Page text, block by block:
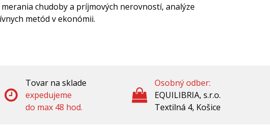
chudoby a príjmových nerovností, analýze
metód v ekonómii.
Tovar na sklade
expedujeme
do max 48 hod.
Osobný odber:
EQUILIBRIA, s.r.o.
Textilná 4, Košice